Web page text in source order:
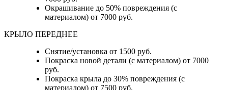
Окрашивание до 50% повреждения (с
материалом) от 7000 руб.
КРЫЛО ПЕРЕДНЕЕ
Снятие/установка от 1500 руб.
Покраска новой детали (с материалом) от 7000
руб.
Покраска крыла до 30% повреждения (с
материалом) от 7500 руб.